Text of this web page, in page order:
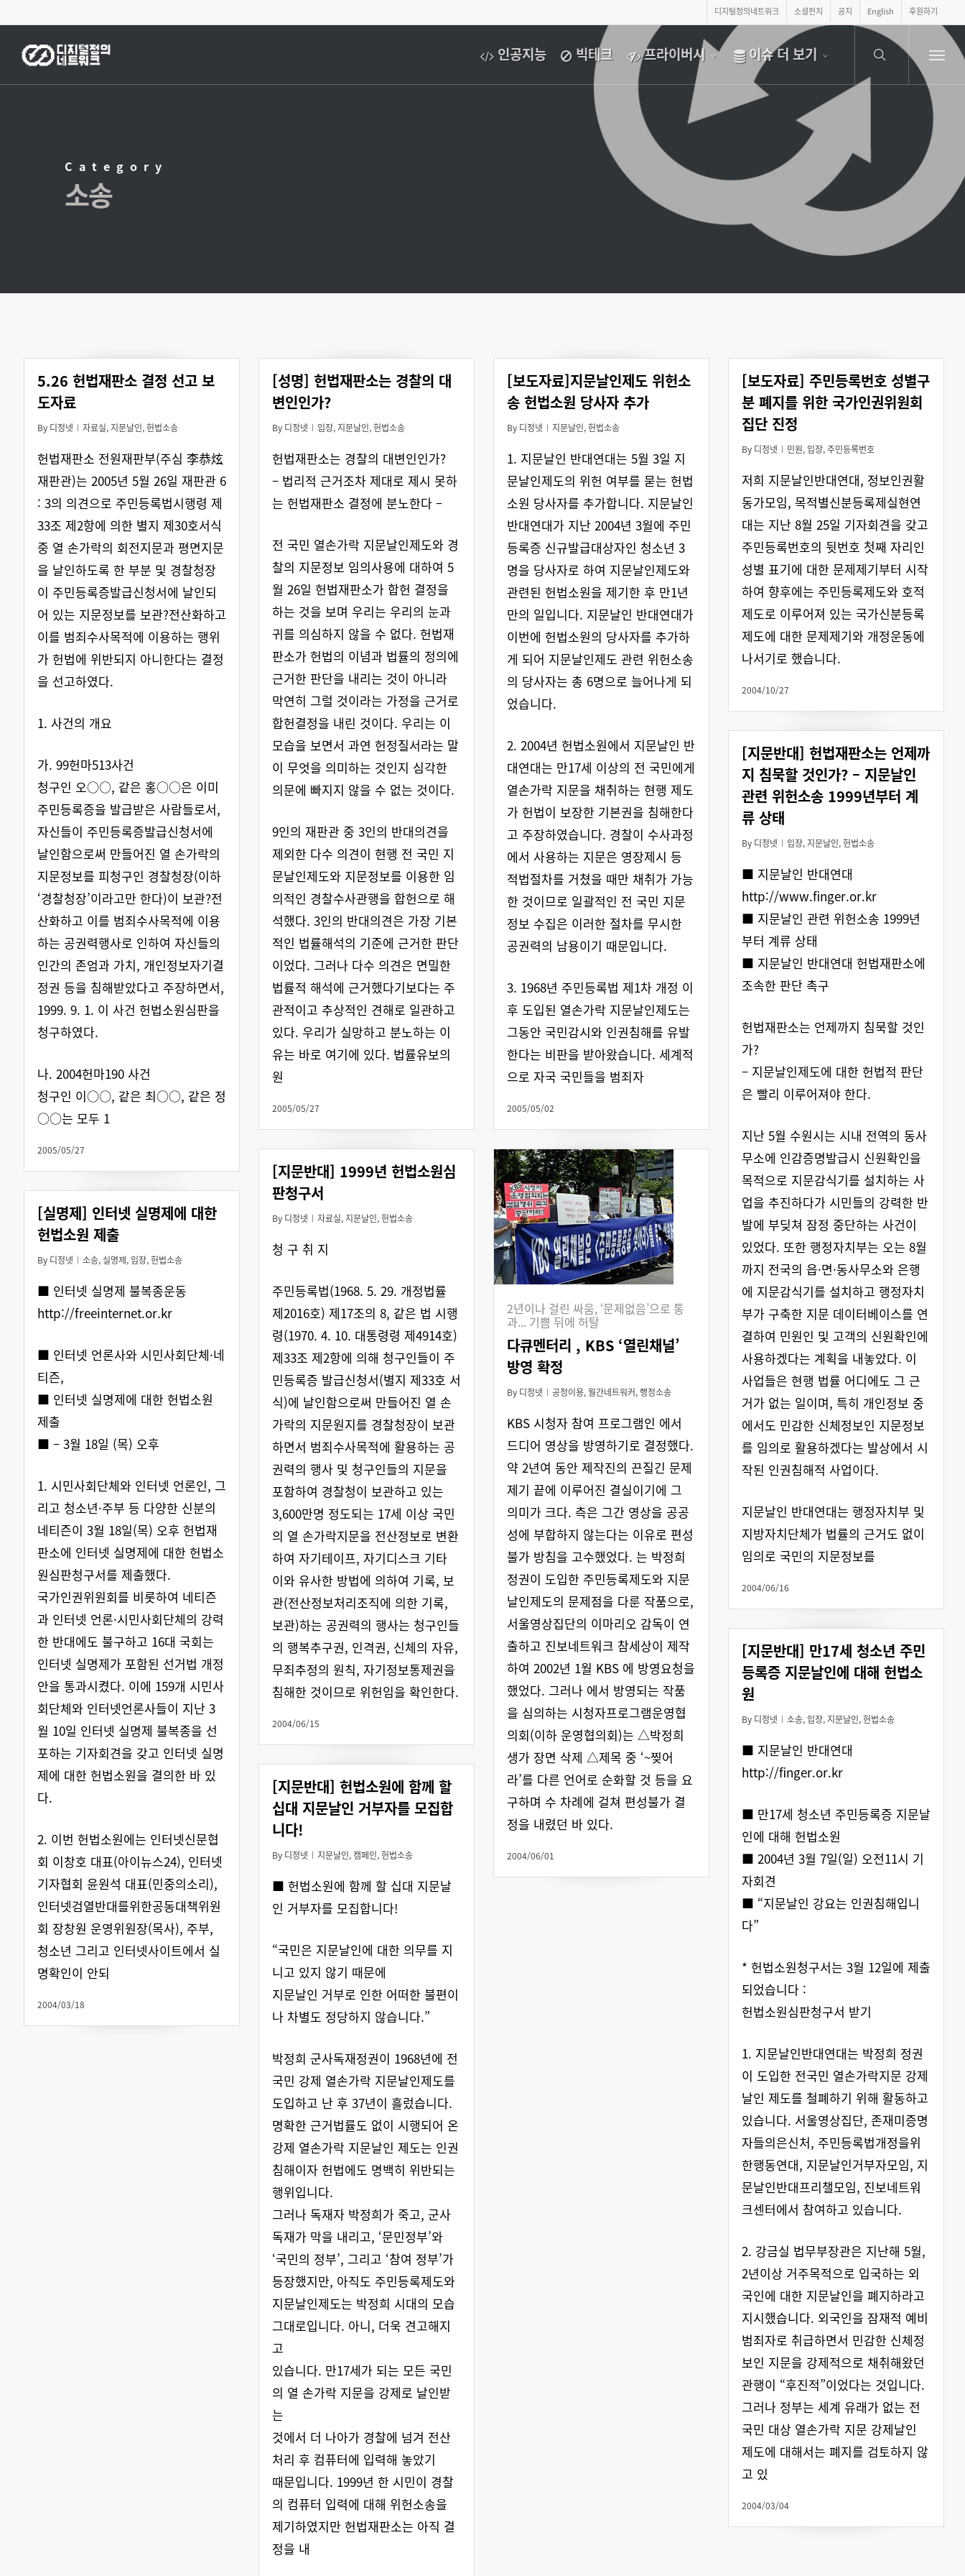
main
디지털정의네트워크 소셜펀치 공지 English 후원하기
인공지능 빅테크 프라이버시 이슈 더 보기
search
Menu
Category
소송
5.26 헌법재판소 결정 선고 보
도자료
By 디정넷 자료실,지문날인,헌법소송
헌법재판소 전원재판부(주심 李恭炫
재판관)는 2005년 5월 26일 재판관 6
: 3의 의견으로 주민등록법시행령 제
33조 제2항에 의한 별지 제30호서식
중 열 손가락의 회전지문과 평면지문
을 날인하도록 한 부분 및 경찰청장
이 주민등록증발급신청서에 날인되
어 있는 지문정보를 보관?전산화하고
이를 범죄수사목적에 이용하는 행위
가 헌법에 위반되지 아니한다는 결정
을 선고하였다.
1. 사건의 개요
가. 99헌마513사건
청구인 오○○, 같은 홍○○은 이미
주민등록증을 발급받은 사람들로서,
자신들이 주민등록증발급신청서에
날인함으로써 만들어진 열 손가락의
지문정보를 피청구인 경찰청장(이하
‘경찰청장’이라고만 한다)이 보관?전
산화하고 이를 범죄수사목적에 이용
하는 공권력행사로 인하여 자신들의
인간의 존엄과 가치, 개인정보자기결
정권 등을 침해받았다고 주장하면서,
1999. 9. 1. 이 사건 헌법소원심판을
청구하였다.
나. 2004헌마190 사건
청구인 이○○, 같은 최○○, 같은 정
○○는 모두 1
2005/05/27
[성명] 헌법재판소는 경찰의 대
변인인가?
By 디정넷 입장,지문날인,헌법소송
헌법재판소는 경찰의 대변인인가?
– 법리적 근거조차 제대로 제시 못하
는 헌법재판소 결정에 분노한다 –
전 국민 열손가락 지문날인제도와 경
찰의 지문정보 임의사용에 대하여 5
월 26일 헌법재판소가 합헌 결정을
하는 것을 보며 우리는 우리의 눈과
귀를 의심하지 않을 수 없다. 헌법재
판소가 헌법의 이념과 법률의 정의에
근거한 판단을 내리는 것이 아니라
막연히 그럴 것이라는 가정을 근거로
합헌결정을 내린 것이다. 우리는 이
모습을 보면서 과연 헌정질서라는 말
이 무엇을 의미하는 것인지 심각한
의문에 빠지지 않을 수 없는 것이다.
9인의 재판관 중 3인의 반대의견을
제외한 다수 의견이 현행 전 국민 지
문날인제도와 지문정보를 이용한 임
의적인 경찰수사관행을 합헌으로 해
석했다. 3인의 반대의견은 가장 기본
적인 법률해석의 기준에 근거한 판단
이었다. 그러나 다수 의견은 면밀한
법률적 해석에 근거했다기보다는 주
관적이고 추상적인 견해로 일관하고
있다. 우리가 실망하고 분노하는 이
유는 바로 여기에 있다. 법률유보의
원
2005/05/27
[보도자료]지문날인제도 위헌소
송 헌법소원 당사자 추가
By 디정넷 지문날인,헌법소송
1. 지문날인 반대연대는 5월 3일 지
문날인제도의 위헌 여부를 묻는 헌법
소원 당사자를 추가합니다. 지문날인
반대연대가 지난 2004년 3월에 주민
등록증 신규발급대상자인 청소년 3
명을 당사자로 하여 지문날인제도와
관련된 헌법소원을 제기한 후 만1년
만의 일입니다. 지문날인 반대연대가
이번에 헌법소원의 당사자를 추가하
게 되어 지문날인제도 관련 위헌소송
의 당사자는 총 6명으로 늘어나게 되
었습니다.
2. 2004년 헌법소원에서 지문날인 반
대연대는 만17세 이상의 전 국민에게
열손가락 지문을 채취하는 현행 제도
가 헌법이 보장한 기본권을 침해한다
고 주장하였습니다. 경찰이 수사과정
에서 사용하는 지문은 영장제시 등
적법절차를 거쳤을 때만 채취가 가능
한 것이므로 일괄적인 전 국민 지문
정보 수집은 이러한 절차를 무시한
공권력의 남용이기 때문입니다.
3. 1968년 주민등록법 제1차 개정 이
후 도입된 열손가락 지문날인제도는
그동안 국민감시와 인권침해를 유발
한다는 비판을 받아왔습니다. 세계적
으로 자국 국민들을 범죄자
2005/05/02
[보도자료] 주민등록번호 성별구
분 폐지를 위한 국가인권위원회
집단 진정
By 디정넷 민원, 입장,주민등록번호
저희 지문날인반대연대, 정보인권활
동가모임, 목적별신분등록제실현연
대는 지난 8월 25일 기자회견을 갖고
주민등록번호의 뒷번호 첫째 자리인
성별 표기에 대한 문제제기부터 시작
하여 향후에는 주민등록제도와 호적
제도로 이루어져 있는 국가신분등록
제도에 대한 문제제기와 개정운동에
나서기로 했습니다.
2004/10/27
[지문반대] 헌법재판소는 언제까
지 침묵할 것인가? – 지문날인
관련 위헌소송 1999년부터 계
류 상태
By 디정넷 입장,지문날인,헌법소송
■ 지문날인 반대연대
http://www.finger.or.kr
■ 지문날인 관련 위헌소송 1999년
부터 계류 상태
■ 지문날인 반대연대 헌법재판소에
조속한 판단 촉구
헌법재판소는 언제까지 침묵할 것인
가?
– 지문날인제도에 대한 헌법적 판단
은 빨리 이루어져야 한다.
지난 5월 수원시는 시내 전역의 동사
무소에 인감증명발급시 신원확인을
목적으로 지문감식기를 설치하는 사
업을 추진하다가 시민들의 강력한 반
발에 부딪쳐 잠정 중단하는 사건이
있었다. 또한 행정자치부는 오는 8월
까지 전국의 읍·면·동사무소와 은행
에 지문감식기를 설치하고 행정자치
부가 구축한 지문 데이터베이스를 연
결하여 민원인 및 고객의 신원확인에
사용하겠다는 계획을 내놓았다. 이
사업들은 현행 법률 어디에도 그 근
거가 없는 일이며, 특히 개인정보 중
에서도 민감한 신체정보인 지문정보
를 임의로 활용하겠다는 발상에서 시
작된 인권침해적 사업이다.
지문날인 반대연대는 행정자치부 및
지방자치단체가 법률의 근거도 없이
임의로 국민의 지문정보를
2004/06/16
[지문반대] 1999년 헌법소원심
판청구서
By 디정넷 자료실,지문날인,헌법소송
청 구 취 지
주민등록법(1968. 5. 29. 개정법률
제2016호) 제17조의 8, 같은 법 시행
령(1970. 4. 10. 대통령령 제4914호)
제33조 제2항에 의해 청구인들이 주
민등록증 발급신청서(별지 제33호 서
식)에 날인함으로써 만들어진 열 손
가락의 지문원지를 경찰청장이 보관
하면서 범죄수사목적에 활용하는 공
권력의 행사 및 청구인들의 지문을
포함하여 경찰청이 보관하고 있는
3,600만명 정도되는 17세 이상 국민
의 열 손가락지문을 전산정보로 변환
하여 자기테이프, 자기디스크 기타
이와 유사한 방법에 의하여 기록, 보
관(전산정보처리조직에 의한 기록,
보관)하는 공권력의 행사는 청구인들
의 행복추구권, 인격권, 신체의 자유,
무죄추정의 원칙, 자기정보통제권을
침해한 것이므로 위헌임을 확인한다.
2004/06/15
2년이나 걸린 싸움, ‘문제없음’으로 통
과... 기쁨 뒤에 허탈
다큐멘터리 , KBS ‘열린채널’
방영 확정
By 디정넷 공정이용,월간네트워커,행정소송
KBS 시청자 참여 프로그램인 에서
드디어 영상을 방영하기로 결정했다.
약 2년여 동안 제작진의 끈질긴 문제
제기 끝에 이루어진 결실이기에 그
의미가 크다. 측은 그간 영상을 공공
성에 부합하지 않는다는 이유로 편성
불가 방침을 고수했었다. 는 박정희
정권이 도입한 주민등록제도와 지문
날인제도의 문제점을 다룬 작품으로,
서울영상집단의 이마리오 감독이 연
출하고 진보네트워크 참세상이 제작
하여 2002년 1월 KBS 에 방영요청을
했었다. 그러나 에서 방영되는 작품
을 심의하는 시청자프로그램운영협
의회(이하 운영협의회)는 △박정희
생가 장면 삭제 △제목 중 ‘~찢어
라’를 다른 언어로 순화할 것 등을 요
구하며 수 차례에 걸쳐 편성불가 결
정을 내렸던 바 있다.
2004/06/01
[실명제] 인터넷 실명제에 대한
헌법소원 제출
By 디정넷 소송,실명제, 입장,헌법소송
■ 인터넷 실명제 불복종운동
http://freeinternet.or.kr
■ 인터넷 언론사와 시민사회단체·네
티즌,
■ 인터넷 실명제에 대한 헌법소원
제출
■ – 3월 18일 (목) 오후
1. 시민사회단체와 인터넷 언론인, 그
리고 청소년·주부 등 다양한 신분의
네티즌이 3월 18일(목) 오후 헌법재
판소에 인터넷 실명제에 대한 헌법소
원심판청구서를 제출했다.
국가인권위원회를 비롯하여 네티즌
과 인터넷 언론·시민사회단체의 강력
한 반대에도 불구하고 16대 국회는
인터넷 실명제가 포함된 선거법 개정
안을 통과시켰다. 이에 159개 시민사
회단체와 인터넷언론사들이 지난 3
월 10일 인터넷 실명제 불복종을 선
포하는 기자회견을 갖고 인터넷 실명
제에 대한 헌법소원을 결의한 바 있
다.
2. 이번 헌법소원에는 인터넷신문협
회 이창호 대표(아이뉴스24), 인터넷
기자협회 윤원석 대표(민중의소리),
인터넷검열반대를위한공동대책위원
회 장창원 운영위원장(목사), 주부,
청소년 그리고 인터넷사이트에서 실
명확인이 안되
2004/03/18
[지문반대] 만17세 청소년 주민
등록증 지문날인에 대해 헌법소
원
By 디정넷 소송, 입장,지문날인,헌법소송
■ 지문날인 반대연대
http://finger.or.kr
■ 만17세 청소년 주민등록증 지문날
인에 대해 헌법소원
■ 2004년 3월 7일(일) 오전11시 기
자회견
■ “지문날인 강요는 인권침해입니
다”
* 헌법소원청구서는 3월 12일에 제출
되었습니다 :
헌법소원심판청구서 받기
1. 지문날인반대연대는 박정희 정권
이 도입한 전국민 열손가락지문 강제
날인 제도를 철폐하기 위해 활동하고
있습니다. 서울영상집단, 존재미증명
자들의은신처, 주민등록법개정을위
한행동연대, 지문날인거부자모임, 지
문날인반대프리챌모임, 진보네트워
크센터에서 참여하고 있습니다.
2. 강금실 법무부장관은 지난해 5월,
2년이상 거주목적으로 입국하는 외
국인에 대한 지문날인을 폐지하라고
지시했습니다. 외국인을 잠재적 예비
범죄자로 취급하면서 민감한 신체정
보인 지문을 강제적으로 채취해왔던
관행이 “후진적”이었다는 것입니다.
그러나 정부는 세계 유래가 없는 전
국민 대상 열손가락 지문 강제날인
제도에 대해서는 폐지를 검토하지 않
고 있
2004/03/04
[지문반대] 헌법소원에 함께 할
십대 지문날인 거부자를 모집합
니다!
By 디정넷 지문날인,캠페인,헌법소송
■ 헌법소원에 함께 할 십대 지문날
인 거부자를 모집합니다!
“국민은 지문날인에 대한 의무를 지
니고 있지 않기 때문에
지문날인 거부로 인한 어떠한 불편이
나 차별도 정당하지 않습니다.”
박정희 군사독재정권이 1968년에 전
국민 강제 열손가락 지문날인제도를
도입하고 난 후 37년이 흘렀습니다.
명확한 근거법률도 없이 시행되어 온
강제 열손가락 지문날인 제도는 인권
침해이자 헌법에도 명백히 위반되는
행위입니다.
그러나 독재자 박정희가 죽고, 군사
독재가 막을 내리고, ‘문민정부’와
‘국민의 정부’, 그리고 ‘참여 정부’가
등장했지만, 아직도 주민등록제도와
지문날인제도는 박정희 시대의 모습
그대로입니다. 아니, 더욱 견고해지
고
있습니다. 만17세가 되는 모든 국민
의 열 손가락 지문을 강제로 날인받
는
것에서 더 나아가 경찰에 넘겨 전산
처리 후 컴퓨터에 입력해 놓았기
때문입니다. 1999년 한 시민이 경찰
의 컴퓨터 입력에 대해 위헌소송을
제기하였지만 헌법재판소는 아직 결
정을 내